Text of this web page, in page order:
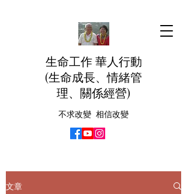
生命工作 華人行動
(生命成長、情緒管
理、關係經營)
不求改變 相信改變
文章